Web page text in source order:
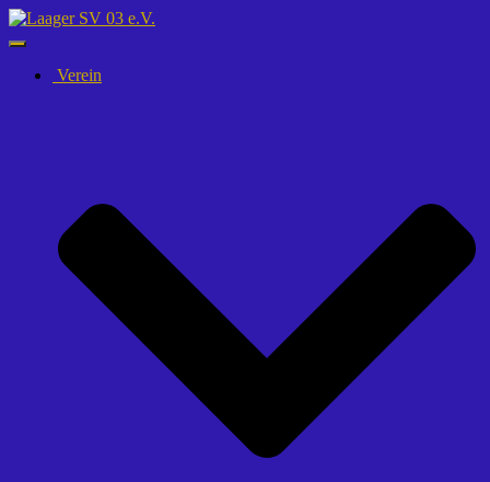
Navigation
umschalten
Verein